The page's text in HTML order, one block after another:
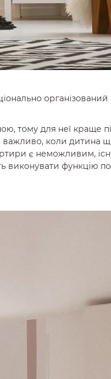
організований
тому для неї краще
коли дитина
є неможливим,
виконувати функцію